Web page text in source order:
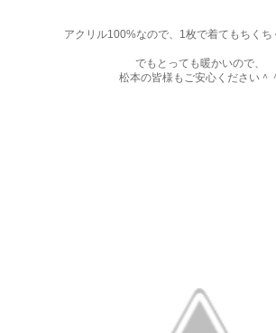
アクリル100%なので、1枚で着てもちくち
でもとっても暖かいので、
松本の皆様もご安心ください＾